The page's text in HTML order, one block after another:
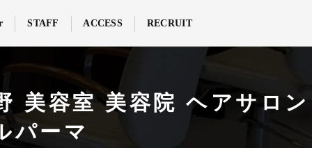
STAFF ACCESS RECRUIT
美容室 美容院 ヘアサロン
パーマ